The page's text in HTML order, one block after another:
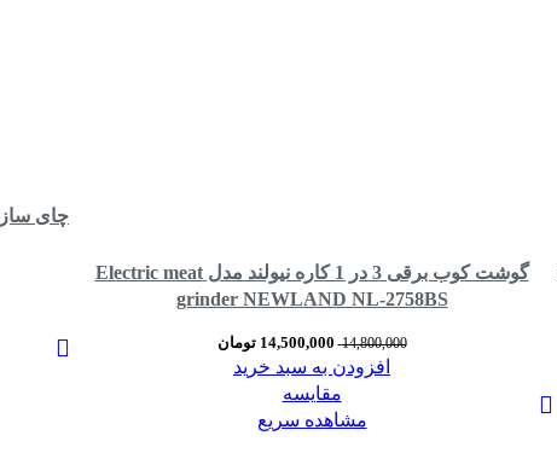
گوشت کوب برقی 3 در 1 کاره نیولند مدل Electric meat
grinder NEWLAND NL-2758BS
14,800,000
14,500,000 تومان
افزودن به سبد خرید
مقایسه
مشاهده سریع